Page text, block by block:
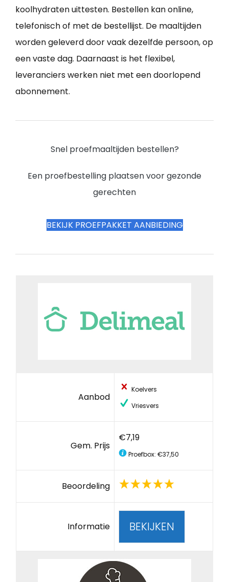
koolhydraten uittesten. Bestellen kan online,
telefonisch of met de bestellijst. De maaltijden
worden geleverd door vaak dezelfde persoon, op
een vaste dag. Daarnaast is het flexibel,
leveranciers werken niet met een doorlopend
abonnement.
Snel proefmaaltijden bestellen?
Een proefbestelling plaatsen voor gezonde
gerechten
BEKIJK PROEFPAKKET AANBIEDING
Aanbod
Koelvers
Vriesvers
Gem. Prijs
€7,19
Proefbox: €37,50
Beoordeling
Informatie BEKIJKEN